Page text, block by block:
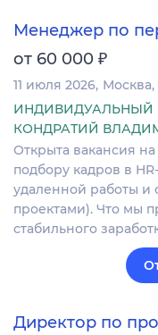
Менеджер по
от 60 000 ₽
11 июля 2026 Москва
ИНДИВИДУАЛЬНЫЙ
КОНДРАТИЙ
Открыта вакансия
подбору кадров в
удаленной работы
проектами). Что мы
стабильного
Директор по